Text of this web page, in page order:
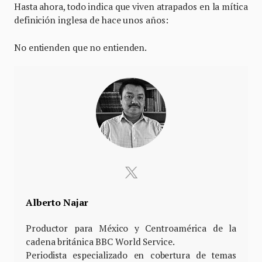
Hasta ahora, todo indica que viven atrapados en la mítica
definición inglesa de hace unos años:
No entienden que no entienden.
Alberto Najar
Productor para México y Centroamérica de la
cadena británica BBC World Service.
Periodista especializado en cobertura de temas